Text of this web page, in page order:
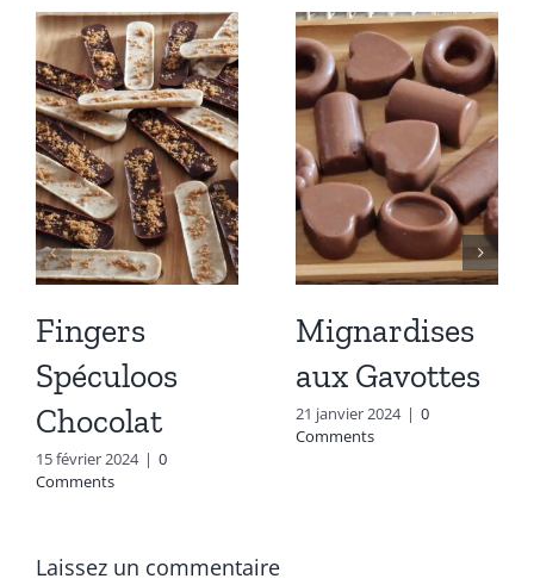
Fingers
Spéculoos
Chocolat
15 février 2024 | 0
Comments
Mignardises
aux Gavottes
21 janvier 2024 | 0
Comments
Laissez un commentaire